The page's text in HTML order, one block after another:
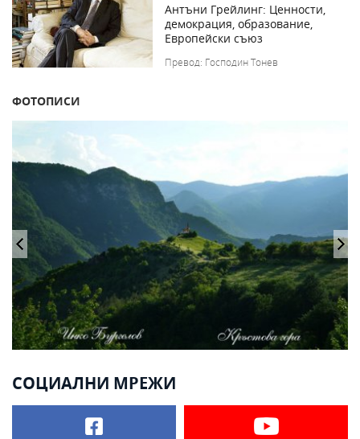
Антъни Грейлинг: Ценности,
демокрация, образование,
Европейски съюз
Превод: Господин Тонев
ФОТОПИСИ
СОЦИАЛНИ МРЕЖИ